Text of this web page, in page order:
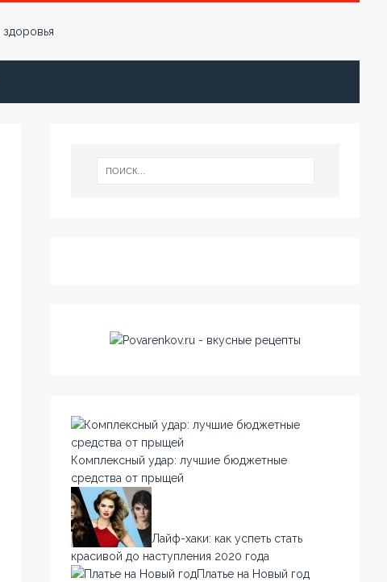
Комплексный удар: лучшие бюджетные
средства от прыщей
Лайф-хаки: как успеть стать
красивой до наступления 2020 года
Платье на Новый год